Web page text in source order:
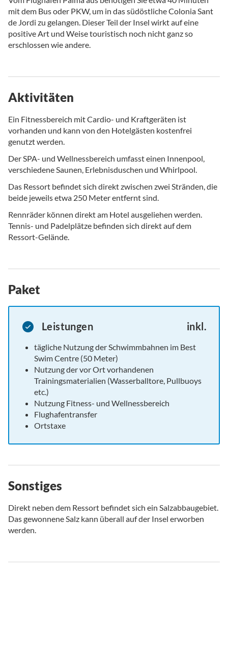
mit dem Bus oder PKW, um in das südöstliche Colonia Sant
de Jordi zu gelangen. Dieser Teil der Insel wirkt auf eine
positive Art und Weise touristisch noch nicht ganz so
erschlossen wie andere.
Aktivitäten
Ein Fitnessbereich mit Cardio- und Kraftgeräten ist
vorhanden und kann von den Hotelgästen kostenfrei
genutzt werden.
Der SPA- und Wellnessbereich umfasst einen Innenpool,
verschiedene Saunen, Erlebnisduschen und Whirlpool.
Das Ressort befindet sich direkt zwischen zwei Stränden, die
beide jeweils etwa 250 Meter entfernt sind.
Rennräder können direkt am Hotel ausgeliehen werden.
Tennis- und Padelplätze befinden sich direkt auf dem
Ressort-Gelände.
Paket
Leistungen inkl.
tägliche Nutzung der Schwimmbahnen im Best
Swim Centre (50 Meter)
Nutzung der vor Ort vorhandenen
Trainingsmaterialien (Wasserballtore, Pullbuoys
etc.)
Nutzung Fitness- und Wellnessbereich
Flughafentransfer
Ortstaxe
Sonstiges
Direkt neben dem Ressort befindet sich ein Salzabbaugebiet.
Das gewonnene Salz kann überall auf der Insel erworben
werden.